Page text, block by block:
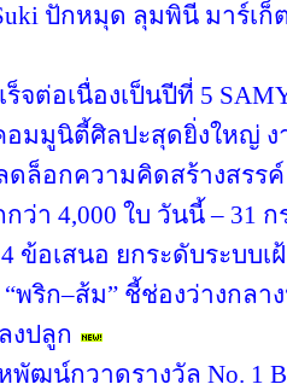
ปักหมุด ลุมพินี มาร์เก็
จต่อเนื่องเป็นปีที่ 5
อมมูนิตี้ศิลปะสุดยิ่งใหญ่
ล็อกความคิดสร้างสรร
ว่า 4,000 ใบ วันนี้ – 31
ข้อเสนอ ยกระดับระบบ
พริก–ส้ม” ชี้ช่องว่างกลา
งปลูก
ฒน์กวาดรางวัล No. 1